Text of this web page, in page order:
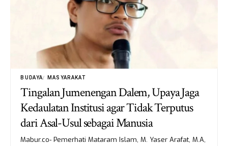
BUDAYA MASYARAKAT
Tingalan Jumenengan Dalem, Upaya Jaga
Kedaulatan Institusi agar Tidak Terputus
dari Asal-Usul sebagai Manusia
Mabur.co- Pemerhati Mataram Islam, M. Yaser Arafat, M.A,